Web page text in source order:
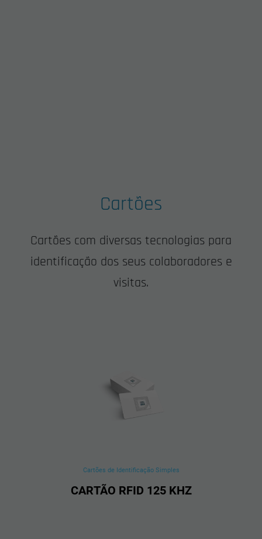
Cartões
Cartões com diversas tecnologias para
identificação dos seus colaboradores e
visitas.
Cartões de Identificação Simples
CARTÃO RFID 125 KHZ